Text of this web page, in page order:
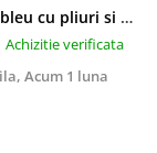
Fusta midi bleu cu pliuri si buzunare
Achizitie verificata
Acum 1 luna